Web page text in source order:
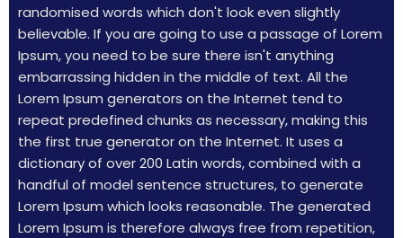
randomised words which don't look even slightly
believable. If you are going to use a passage of Lorem
Ipsum, you need to be sure there isn't anything
embarrassing hidden in the middle of text. All the
Lorem Ipsum generators on the Internet tend to
repeat predefined chunks as necessary, making this
the first true generator on the Internet. It uses a
dictionary of over 200 Latin words, combined with a
handful of model sentence structures, to generate
Lorem Ipsum which looks reasonable. The generated
Lorem Ipsum is therefore always free from repetition,